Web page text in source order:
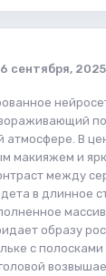
6 сентября, 2025
В
макияжем и
между
в длинное
образу
с полосками